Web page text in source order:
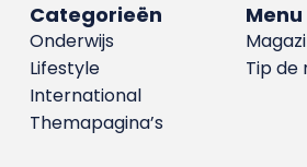
Menu
Tip de
Categorieën
Onderwijs
Lifestyle
International
Themapagina’s